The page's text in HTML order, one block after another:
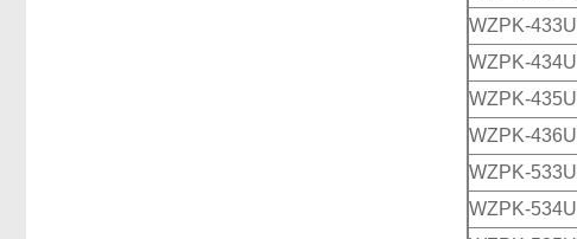
WZPK-433U
WZPK-434U
WZPK-435U
WZPK-436U
WZPK-533U
WZPK-534U